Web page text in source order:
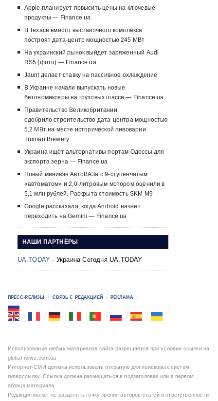
Apple планирует повысить цены на ключевые
продукты — Finance.ua
В Техасе вместо выставочного комплекса
построят дата-центр мощностью 245 МВт
На украинский рынок выйдет заряженный Audi
RS5 (фото) — Finance.ua
Jaunt делает ставку на пассивное охлаждение
В Украине начали выпускать новые
бетономиксеры на грузовых шасси — Finance.ua
Правительство Великобритании
одобрило строительство дата-центра мощностью
5,2 МВт на месте исторической пивоварни
Truman Brewery
Украина ищет альтернативы портам Одессы для
экспорта зерна — Finance.ua
Новый минивэн АвтоВАЗа с 9-ступенчатым
«автоматом» и 2,0-литровым мотором оценили в
5,1 млн рублей. Раскрыта стоимость SKM M9
Google рассказала, когда Android начнет
переходить на Gemini — Finance.ua
НАШИ ПАРТНЁРЫ
UA.TODAY - Украина Сегодня UA.TODAY
ПРЕСС-РЕЛИЗЫ СВЯЗЬ С РЕДАКЦИЕЙ РЕКЛАМА
Использование любых материалов сайта разрешается при условии ссылки на
global-news.com.ua
Интернет-СМИ должны использовать открытую для поисковых систем
гиперссылку. Ссылка должна размещаться в подзаголовке или в первом
абзаце материала.
Редакция может не разделять точку зрения авторов статей и ответственности